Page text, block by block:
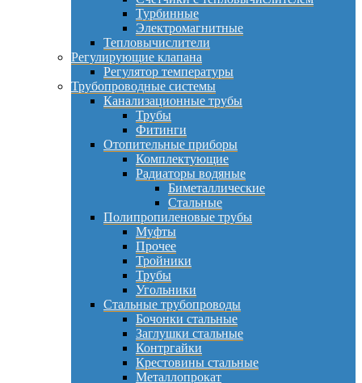
Турбинные
Электромагнитные
Тепловычислители
Регулирующие клапана
Регулятор температуры
Трубопроводные системы
Канализационные трубы
Трубы
Фитинги
Отопительные приборы
Комплектующие
Радиаторы водяные
Биметаллические
Стальные
Полипропиленовые трубы
Муфты
Прочее
Тройники
Трубы
Угольники
Стальные трубопроводы
Бочонки стальные
Заглушки стальные
Контргайки
Крестовины стальные
Металлопрокат